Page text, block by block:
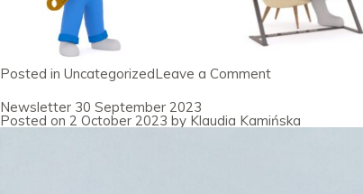
Posted in UncategorizedLeave a Commenton
Lipiec
2024
Newsletter 30 September 2023
Posted on 2 October 2023 by Klaudia Kamińska